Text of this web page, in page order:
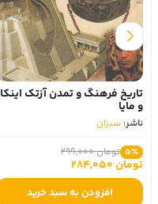
تاریخ فرهنگ و تمدن آزتک اینکا
و مایا
ناشر: سبزان
5٪ تومان 299,000
تومان 284,050
افزودن به سبد خرید